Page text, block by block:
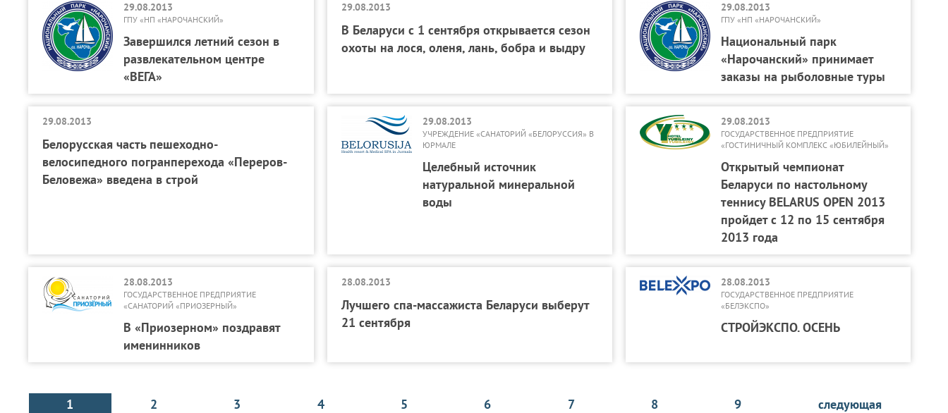
29.08.2013
ГПУ «НП «НАРОЧАНСКИЙ»
Завершился летний сезон в
развлекательном центре
«ВЕГА»
29.08.2013
В Беларуси с 1 сентября открывается сезон
охоты на лося, оленя, лань, бобра и выдру
29.08.2013
ГПУ «НП «НАРОЧАНСКИЙ»
Национальный парк
«Нарочанский» принимает
заказы на рыболовные туры
29.08.2013
Белорусская часть пешеходно-
велосипедного погранперехода «Переров-
Беловежа» введена в строй
29.08.2013
УЧРЕЖДЕНИЕ «САНАТОРИЙ «БЕЛОРУССИЯ» В
ЮРМАЛЕ
Целебный источник
натуральной минеральной
воды
29.08.2013
ГОСУДАРСТВЕННОЕ ПРЕДПРИЯТИЕ
«ГОСТИНИЧНЫЙ КОМПЛЕКС «ЮБИЛЕЙНЫЙ»
Открытый чемпионат
Беларуси по настольному
теннису BELARUS OPEN 2013
пройдет с 12 по 15 сентября
2013 года
28.08.2013
ГОСУДАРСТВЕННОЕ ПРЕДПРИЯТИЕ
«САНАТОРИЙ «ПРИОЗЕРНЫЙ»
В «Приозерном» поздравят
именинников
28.08.2013
Лучшего спа-массажиста Беларуси выберут
21 сентября
28.08.2013
ГОСУДАРСТВЕННОЕ ПРЕДПРИЯТИЕ
«БЕЛЭКСПО»
СТРОЙЭКСПО. ОСЕНЬ
1 2 3 4 5 6 7 8 9 следующая